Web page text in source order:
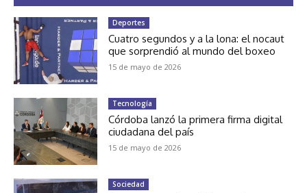
Deportes
Cuatro segundos y a la lona: el nocaut
que sorprendió al mundo del boxeo
15 de mayo de 2026
Tecnología
Córdoba lanzó la primera firma digital
ciudadana del país
15 de mayo de 2026
Sociedad